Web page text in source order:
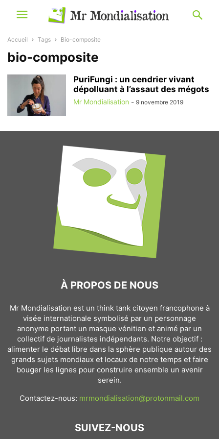
Accueil Tags Bio-composite
bio-composite
PuriFungi : un cendrier vivant
dépolluant à l’assaut des mégots
Mr Mondialisation - 9 novembre 2019
À PROPOS DE NOUS
Mr Mondialisation est un think tank citoyen francophone à
visée internationale symbolisé par un personnage
anonyme portant un masque vénitien et animé par un
collectif de journalistes indépendants. Notre objectif :
alimenter le débat libre dans la sphère publique autour des
grands sujets mondiaux et locaux de notre temps et faire
bouger les lignes pour construire ensemble un avenir
serein.
Contactez-nous: mrmondialisation@protonmail.com
SUIVEZ-NOUS